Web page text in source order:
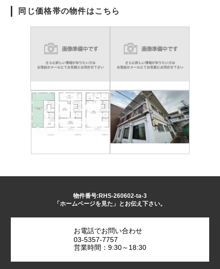
同じ価格帯の物件はこちら
物件番号:RHS-260602-ta-3
「ホームページを見た」とお伝え下さい。
お電話でお問い合わせ
03-5357-7757
営業時間：9:30～18:30